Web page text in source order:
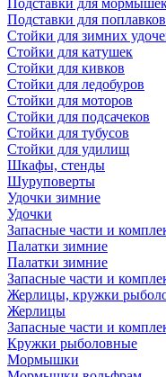
Подставки для
Подставки для поплавков
Стойки для зимних
Стойки для катушек
Стойки для кивков
Стойки для ледобуров
Стойки для моторов
Стойки для подсачеков
Стойки для тубусов
Стойки для удилищ
Шкафы, стенды
Шуруповерты
Удочки зимние
Удочки
Запасные части и
Палатки зимние
Палатки зимние
Запасные части и
Жерлицы, кружки
Жерлицы
Запасные части и
Кружки рыболовные
Мормышки